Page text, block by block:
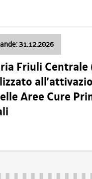
31.12.2026
Friuli Centrale
Aree Cure